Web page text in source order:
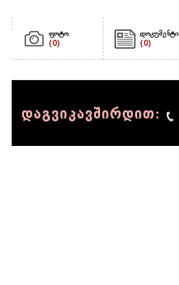
ფოტო
(0)
დოკუმენტი
(0)
დაგვიკავშირდით: